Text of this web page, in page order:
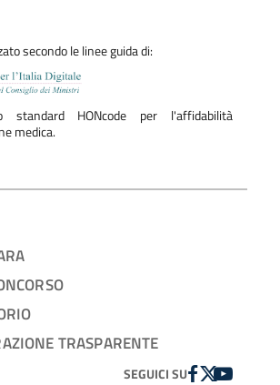
secondo le linee guida di:
standard HONcode per l'affidabilità
medica.
TRASPARENTE
SEGUICI SUFACEBOOK
TWITTER
YOUTUBE